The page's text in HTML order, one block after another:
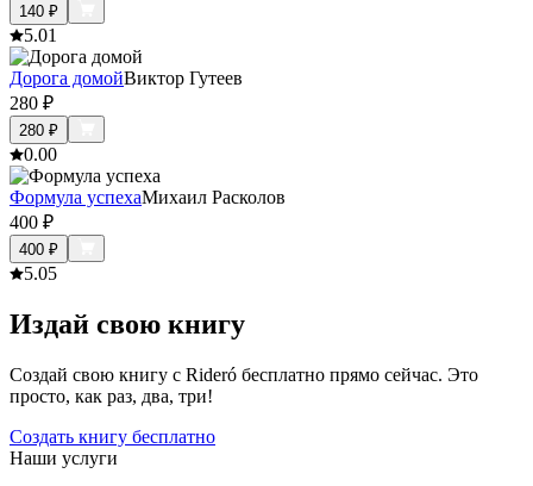
140 ₽
5.01
Дорога домойВиктор Гутеев
280 ₽
280 ₽
0.00
Формула успехаМихаил Расколов
400 ₽
400 ₽
5.05
Издай свою книгу
Создай свою книгу с Rideró бесплатно прямо сейчас. Это
просто, как раз, два, три!
Создать книгу бесплатно
Наши услуги